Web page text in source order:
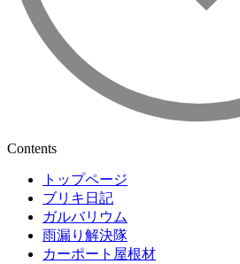
Contents
トップページ
ブリキ日記
ガルバリウム
雨漏り解決隊
カーポート屋根材